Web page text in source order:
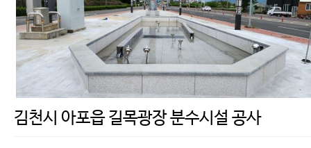
김천시 아포읍 길목광장 분수시설 공사